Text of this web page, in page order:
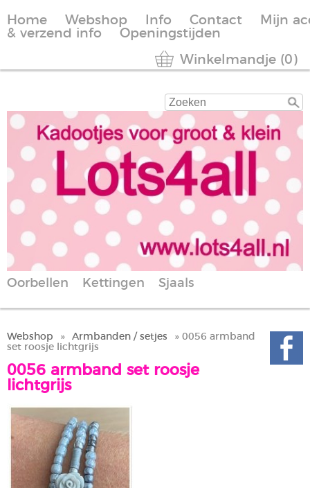
Home Webshop Info Contact
Mijn
& verzend info
Openingstijden
Winkelmandje (0)
Oorbellen Kettingen Sjaals
Webshop » Armbanden / setjes
» 0056 armband
set roosje lichtgrijs
0056 armband set roosje
lichtgrijs